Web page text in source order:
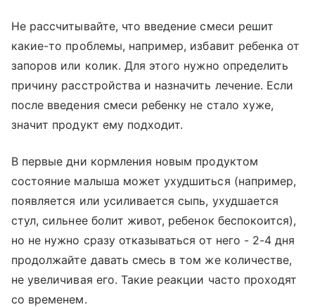
Не рассчитывайте, что введение смеси решит
какие-то проблемы, например, избавит ребенка от
запоров или колик. Для этого нужно определить
причину расстройства и назначить лечение. Если
после введения смеси ребенку не стало хуже,
значит продукт ему подходит.
В первые дни кормления новым продуктом
состояние малыша может ухудшиться (например,
появляется или усиливается сыпь, ухудшается
стул, сильнее болит живот, ребенок беспокоится),
но не нужно сразу отказываться от него - 2-4 дня
продолжайте давать смесь в том же количестве,
не увеличивая его. Такие реакции часто проходят
со временем.